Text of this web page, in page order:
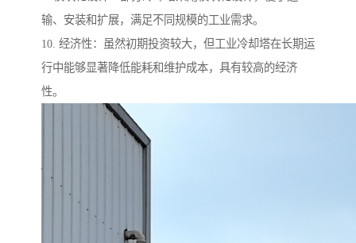
输、安装和扩展，满足不同规模的工业需求。
10. 经济性：虽然初期投资较大，但工业冷却塔在长期运
行中能够显著降低能耗和维护成本，具有较高的经济
性。